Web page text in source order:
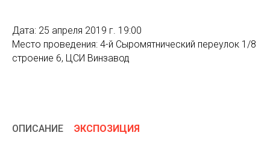
Дата: 25 апреля 2019 г. 19:00
Место проведения: 4-й Сыромятнический переулок 1/8
строение 6, ЦСИ Винзавод
ОПИСАНИЕ ЭКСПОЗИЦИЯ